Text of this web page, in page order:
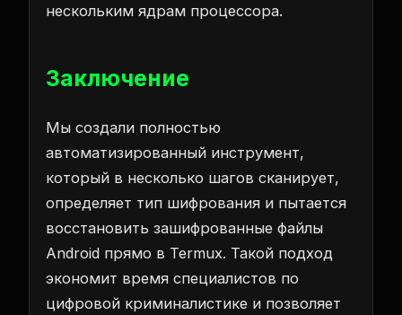
нескольким ядрам процессора.
Заключение
Мы создали полностью
автоматизированный инструмент,
который в несколько шагов сканирует,
определяет тип шифрования и пытается
восстановить зашифрованные файлы
Android прямо в Termux. Такой подход
экономит время специалистов по
цифровой криминалистике и позволяет